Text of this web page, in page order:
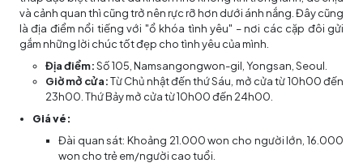
và cảnh quan thì cũng trở nên rực rỡ hơn dưới ánh nắng. Đây cũng
là địa điểm nổi tiếng với "ổ khóa tình yêu" – nơi các cặp đôi gửi
gắm những lời chúc tốt đẹp cho tình yêu của mình.
Địa điểm:Số 105, Namsangongwon-gil, Yongsan, Seoul.
Giờ mở cửa:Từ Chủ nhật đến thứ Sáu, mở cửa từ 10h00 đến
23h00. Thứ Bảy mở cửa từ 10h00 đến 24h00.
Giá vé:
Đài quan sát: Khoảng 21.000 won cho người lớn, 16.000
won cho trẻ em/người cao tuổi.